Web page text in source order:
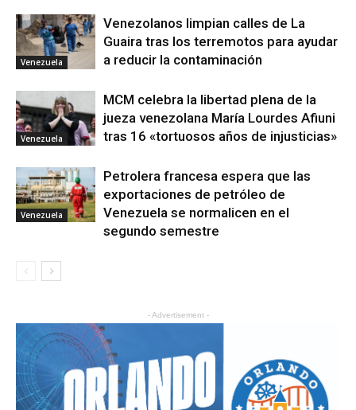
Venezuela
Venezolanos limpian calles de La
Guaira tras los terremotos para ayudar
a reducir la contaminación
Venezuela
MCM celebra la libertad plena de la
jueza venezolana María Lourdes Afiuni
tras 16 «tortuosos años de injusticias»
Venezuela
Petrolera francesa espera que las
exportaciones de petróleo de
Venezuela se normalicen en el
segundo semestre
- Advertisement -